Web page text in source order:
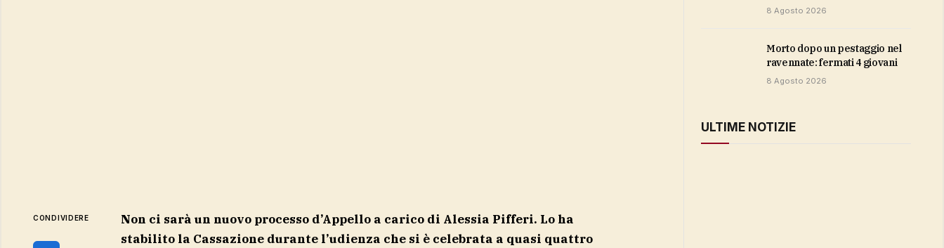
CONDIVIDERE
Non ci sarà un nuovo processo d’Appello a carico di Alessia Pifferi. Lo ha
stabilito la Cassazione durante l’udienza che si è celebrata a quasi quattro
8 Agosto 2026
Morto dopo un pestaggio nel
ravennate: fermati 4 giovani
8 Agosto 2026
ULTIME NOTIZIE